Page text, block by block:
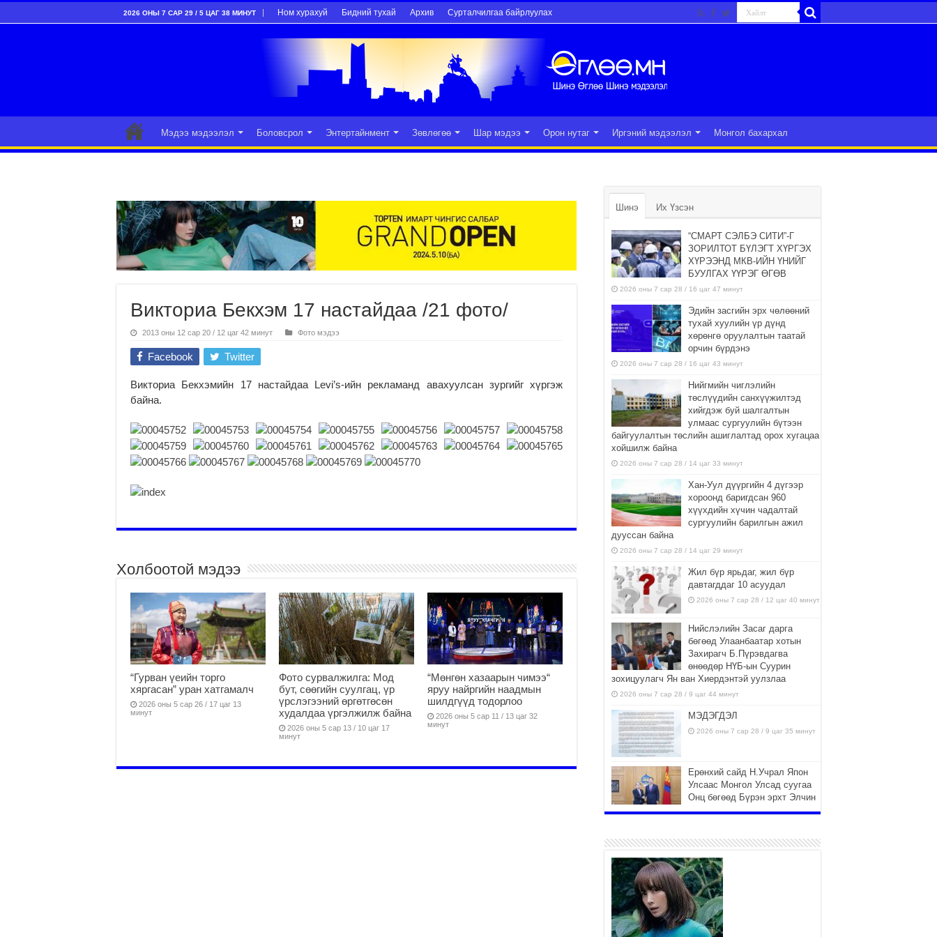
2026 ОНЫ 7 САР 29 / 5 ЦАГ 38 МИНУТ Ном хурахуй Бидний тухай Архив Сурталчилгаа байрлуулах
Мэдээ мэдээлэл Боловсрол Энтертайнмент Зөвлөгөө Шар мэдээ Орон нутаг Иргэний мэдээлэл Монгол бахархал
Викториа Бекхэм 17 настайдаа /21 фото/
2013 оны 12 сар 20 / 12 цаг 42 минут Фото мэдээ
Facebook Twitter
Викториа Бекхэмийн 17 настайдаа Levi’s-ийн рекламанд авахуулсан зургийг хүргэж
байна.
Холбоотой мэдээ
“Гурван үеийн торго
хяргасан” уран хатгамалч
2026 оны 5 сар 26 / 17 цаг 13
минут
Фото сурвалжилга: Мод
бут, сөөгийн суулгац, үр
үрслэгээний өргөтгөсөн
худалдаа үргэлжилж байна
2026 оны 5 сар 13 / 10 цаг 17
минут
“Мөнгөн хазаарын чимээ“
яруу найргийн наадмын
шилдгүүд тодорлоо
2026 оны 5 сар 11 / 13 цаг 32
минут
Шинэ Их Үзсэн
“СМАРТ СЭЛБЭ СИТИ”-Г
ЗОРИЛТОТ БҮЛЭГТ ХҮРГЭХ
ХҮРЭЭНД МКВ-ИЙН ҮНИЙГ
БУУЛГАХ ҮҮРЭГ ӨГӨВ
2026 оны 7 сар 28 / 16 цаг 47 минут
Эдийн засгийн эрх чөлөөний
тухай хуулийн үр дүнд
хөрөнгө оруулалтын таатай
орчин бүрдэнэ
2026 оны 7 сар 28 / 16 цаг 43 минут
Нийгмийн чиглэлийн
төслүүдийн санхүүжилтэд
хийгдэж буй шалгалтын
улмаас сургуулийн бүтээн
байгуулалтын төслийн ашиглалтад орох хугацаа
хойшилж байна
2026 оны 7 сар 28 / 14 цаг 33 минут
Хан-Уул дүүргийн 4 дүгээр
хороонд баригдсан 960
хүүхдийн хүчин чадалтай
сургуулийн барилгын ажил
дууссан байна
2026 оны 7 сар 28 / 14 цаг 29 минут
Жил бүр ярьдаг, жил бүр
давтагддаг 10 асуудал
2026 оны 7 сар 28 / 12 цаг 40 минут
Нийслэлийн Засаг дарга
бөгөөд Улаанбаатар хотын
Захирагч Б.Пүрэвдагва
өнөөдөр НҮБ-ын Суурин
зохицуулагч Ян ван Хиердэнтэй уулзлаа
2026 оны 7 сар 28 / 9 цаг 44 минут
МЭДЭГДЭЛ
2026 оны 7 сар 28 / 9 цаг 35 минут
Ерөнхий сайд Н.Учрал Япон
Улсаас Монгол Улсад суугаа
Онц бөгөөд Бүрэн эрхт Элчин
сайд Игавахара Масарүг
2026 оны 7 сар 27 / 16 цаг 26 минут
Орон нутагт санхүүгийн эрх
мэдлийг олгож, Иргэдийн
төлөөлөгчдийн хурал хяналт
тавьдаг байх эрх зүйн орчныг
бүрдүүлнэ
2026 оны 7 сар 27 / 16 цаг 22 минут